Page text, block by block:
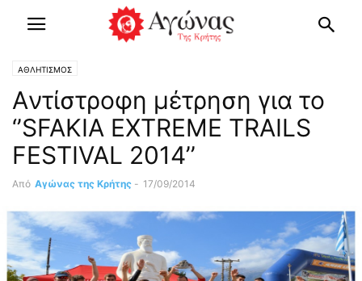
ΑΘΛΗΤΙΣΜΟΣ
Aντίστροφη μέτρηση για το
‘’SFAKIA EXTREME TRAILS
FESTIVAL 2014’’
Από Αγώνας της Κρήτης - 17/09/2014